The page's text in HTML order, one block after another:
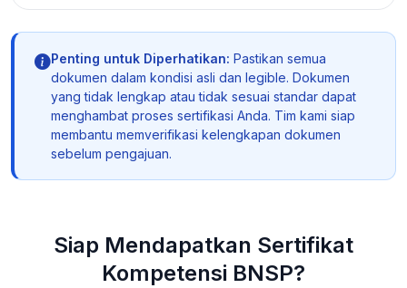
Penting untuk Diperhatikan: Pastikan semua
dokumen dalam kondisi asli dan legible. Dokumen
yang tidak lengkap atau tidak sesuai standar dapat
menghambat proses sertifikasi Anda. Tim kami siap
membantu memverifikasi kelengkapan dokumen
sebelum pengajuan.
Siap Mendapatkan Sertifikat
Kompetensi BNSP?